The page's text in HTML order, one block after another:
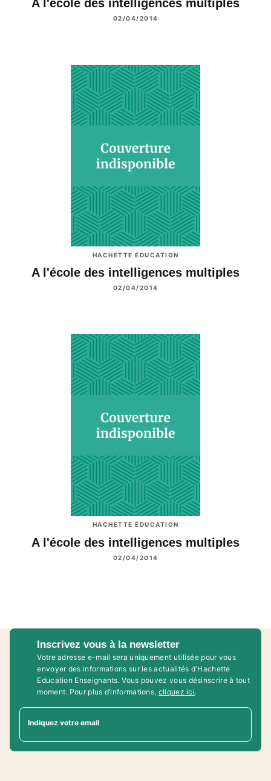
A l'école des intelligences multiples
02/04/2014
HACHETTE ÉDUCATION
A l'école des intelligences multiples
02/04/2014
HACHETTE ÉDUCATION
A l'école des intelligences multiples
02/04/2014
Inscrivez vous à la newsletter
Votre adresse e-mail sera uniquement utilisée pour vous
envoyer des informations sur les actualités d'Hachette
Education Enseignants. Vous pouvez vous désinscrire à tout
moment. Pour plus d’informations, cliquez ici.
Indiquez votre email